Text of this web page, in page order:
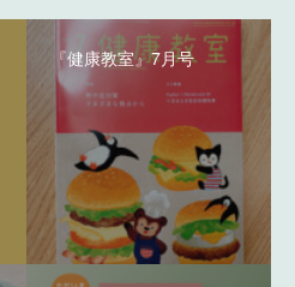
『健康教室』7月号